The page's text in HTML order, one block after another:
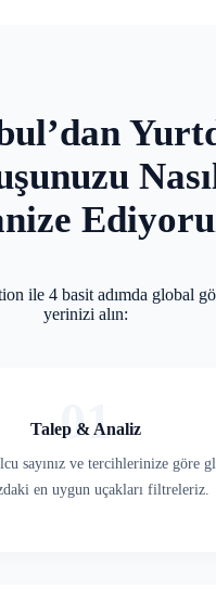
ile 4 basit adımda global
yerinizi alın:
01
Talep & Analiz
sayınız ve tercihlerinize göre
en uygun uçakları filtreleriz.